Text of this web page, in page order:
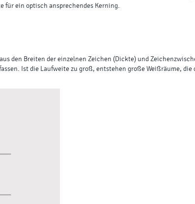
für ein optisch ansprechendes Kerning.
den Breiten der einzelnen Zeichen (Dickte) und
Ist die Laufweite zu groß, entstehen große Weißräume,